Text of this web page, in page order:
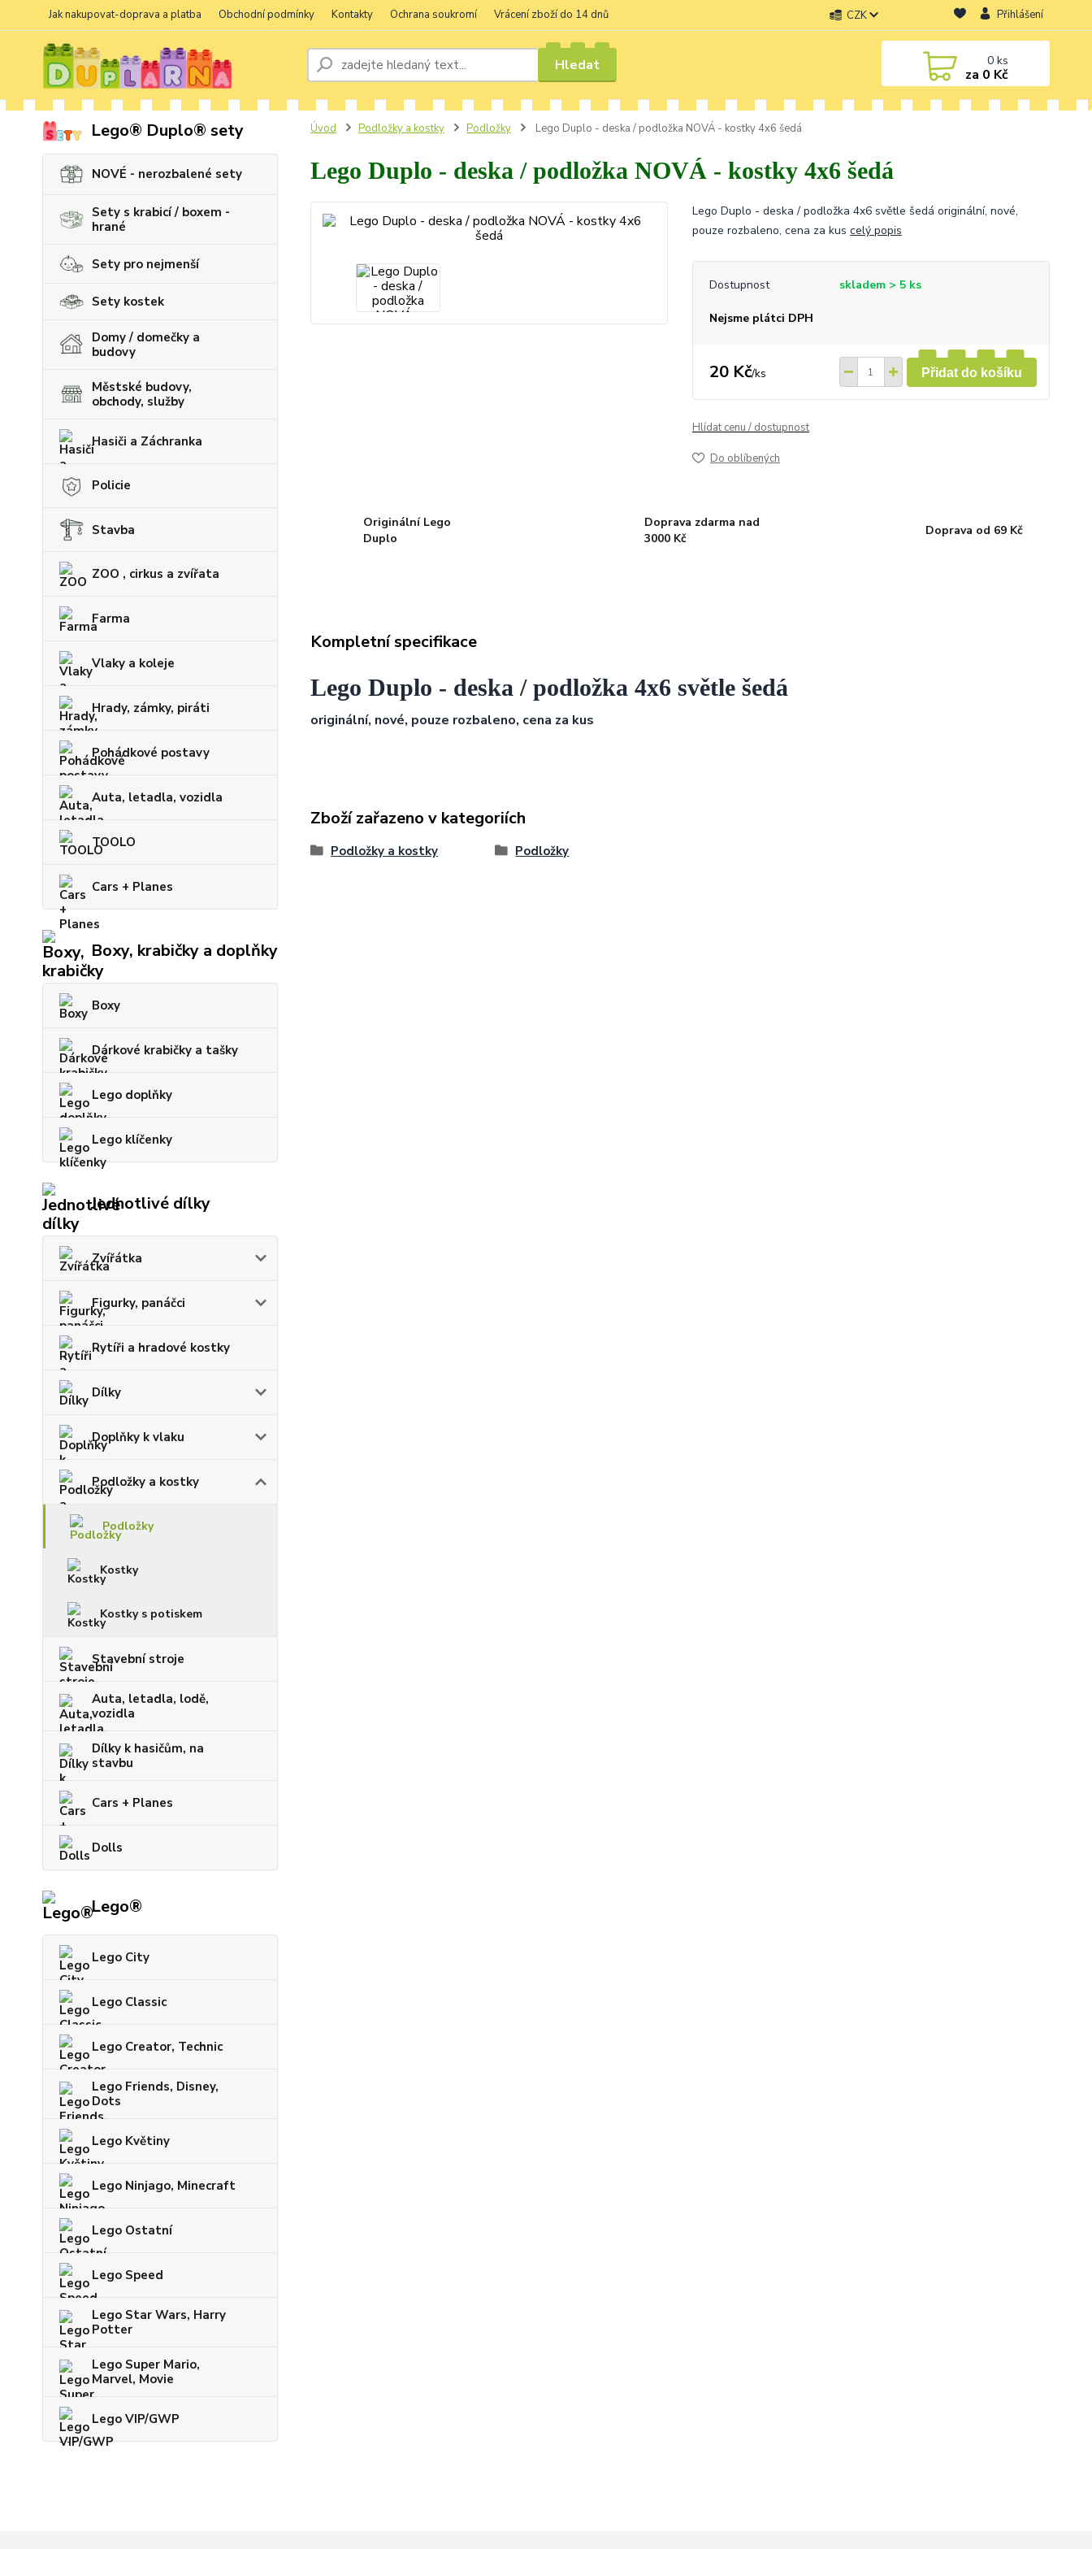
Jak nakupovat-doprava a platba Obchodní podmínky Kontakty Ochrana soukromí Vrácení zboží do 14 dnů CZK Přihlášení
Hledat 0ks
za 0 Kč
Lego® Duplo® sety
NOVÉ - nerozbalené sety
Sety s krabicí / boxem -
hrané
Sety pro nejmenší
Sety kostek
Domy / domečky a
budovy
Městské budovy,
obchody, služby
Hasiči a Záchranka
Policie
Stavba
ZOO , cirkus a zvířata
Farma
Vlaky a koleje
Hrady, zámky, piráti
Pohádkové postavy
Auta, letadla, vozidla
TOOLO
Cars + Planes
Boxy, krabičky a doplňky
Boxy
Dárkové krabičky a tašky
Lego doplňky
Lego klíčenky
Jednotlivé dílky
Zvířátka
Figurky, panáčci
Rytíři a hradové kostky
Dílky
Doplňky k vlaku
Podložky a kostky
Podložky
Kostky
Kostky s potiskem
Stavební stroje
Auta, letadla, lodě,
vozidla
Dílky k hasičům, na
stavbu
Cars + Planes
Dolls
Lego®
Lego City
Lego Classic
Lego Creator, Technic
Lego Friends, Disney,
Dots
Lego Květiny
Lego Ninjago, Minecraft
Lego Ostatní
Lego Speed
Lego Star Wars, Harry
Potter
Lego Super Mario,
Marvel, Movie
Lego VIP/GWP
Úvod Podložky a kostky Podložky Lego Duplo - deska / podložka NOVÁ - kostky 4x6 šedá
Lego Duplo - deska / podložka NOVÁ - kostky 4x6 šedá
Lego Duplo - deska / podložka 4x6 světle šedá originální, nové,
pouze rozbaleno, cena za kus celý popis
Dostupnost skladem > 5 ks
Nejsme plátci DPH
20 Kč/ks Přidat do košíku
Hlídat cenu / dostupnost
Do oblíbených
Originální Lego
Duplo
Doprava zdarma nad
3000 Kč
Doprava od 69 Kč
Kompletní specifikace
Lego Duplo - deska / podložka 4x6 světle šedá
originální, nové, pouze rozbaleno, cena za kus
Zboží zařazeno v kategoriích
Podložky a kostky Podložky